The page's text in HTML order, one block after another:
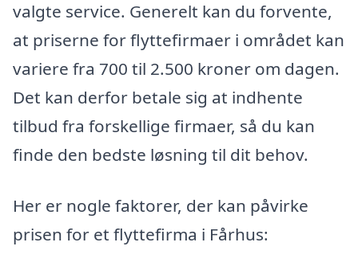
valgte service. Generelt kan du forvente,
at priserne for flyttefirmaer i området kan
variere fra 700 til 2.500 kroner om dagen.
Det kan derfor betale sig at indhente
tilbud fra forskellige firmaer, så du kan
finde den bedste løsning til dit behov.
Her er nogle faktorer, der kan påvirke
prisen for et flyttefirma i Fårhus: